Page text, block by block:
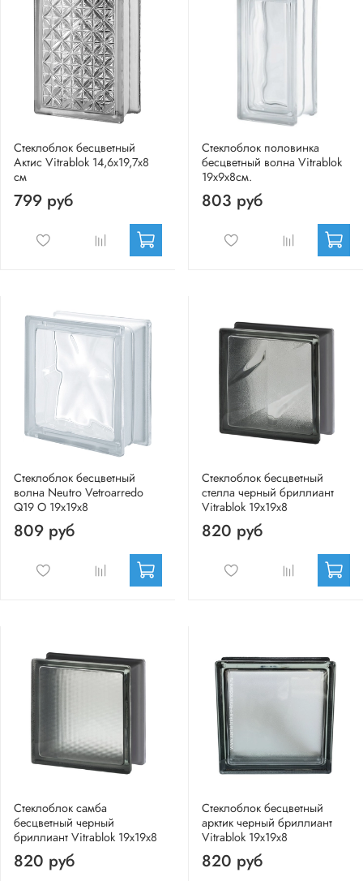
Стеклоблок бесцветный
Актис Vitrablok 14,6x19,7x8
см
799 руб
Стеклоблок половинка
бесцветный волна Vitrablok
19х9х8см.
803 руб
Стеклоблок бесцветный
волна Neutro Vetroarredo
Q19 O 19x19x8
809 руб
Стеклоблок бесцветный
стелла черный бриллиант
Vitrablok 19х19x8
820 руб
Стеклоблок самба
бесцветный черный
бриллиант Vitrablok 19х19x8
820 руб
Стеклоблок бесцветный
арктик черный бриллиант
Vitrablok 19х19х8
820 руб